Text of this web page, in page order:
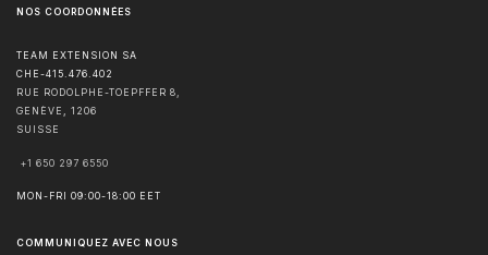
NOS COORDONNÉES
TEAM EXTENSION SA
CHE-415.476.402
RUE RODOLPHE-TOEPFFER 8,
GENÈVE
1206
SUISSE
+1 650 297 6550
MON-FRI 09:00-18:00 EET
COMMUNIQUEZ AVEC NOUS